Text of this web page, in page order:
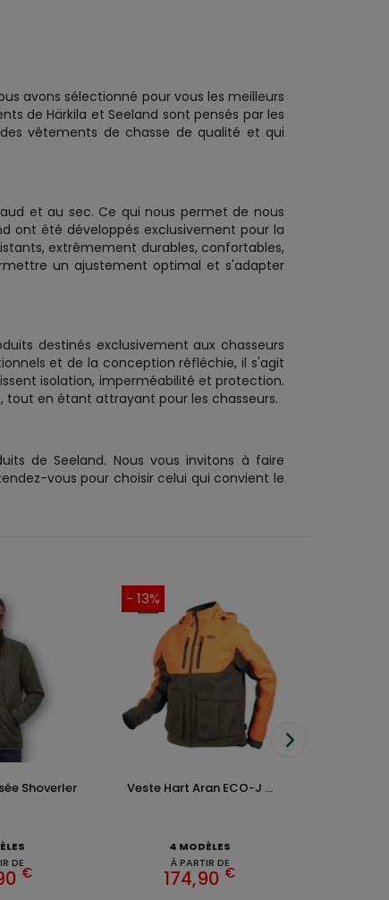
avons sélectionné pour vous les meilleurs
de Härkila et Seeland sont pensés par les
vêtements de chasse de qualité et qui
et au sec. Ce qui nous permet de nous
ont été développés exclusivement pour la
extrêmement durables, confortables,
un ajustement optimal et s'adapter
destinés exclusivement aux chasseurs
et de la conception réfléchie, il s'agit
isolation, imperméabilité et protection.
tout en étant attrayant pour les chasseurs.
de Seeland. Nous vous invitons à faire
vous pour choisir celui qui convient le
Shoverler
DE
€
- 13%
Veste Hart Aran ECO-J ...
4 MODÈLES
À PARTIR DE
174,90 €